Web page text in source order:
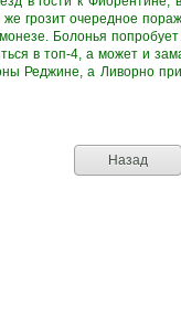
грозит очередное
Болонья
в топ-4, а может и
Реджине, а Ливорно
Назад